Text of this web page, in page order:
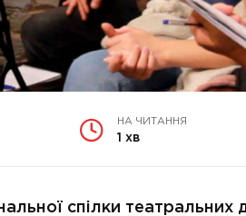
НА ЧИТАННЯ
1 хв
спілки театральних